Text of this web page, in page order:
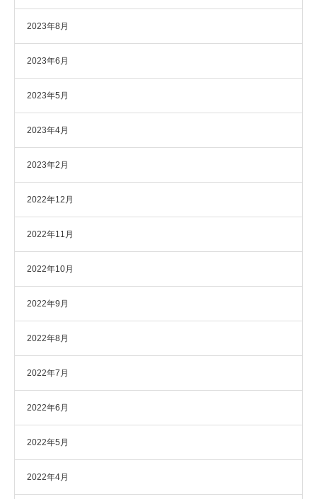
2023年8月
2023年6月
2023年5月
2023年4月
2023年2月
2022年12月
2022年11月
2022年10月
2022年9月
2022年8月
2022年7月
2022年6月
2022年5月
2022年4月